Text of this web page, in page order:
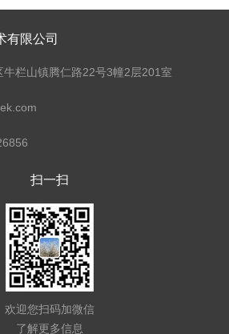
有限公司
栏山镇腾仁路22号3幢2层201室
扫一扫
欢迎您扫码加微信
了解更多信息